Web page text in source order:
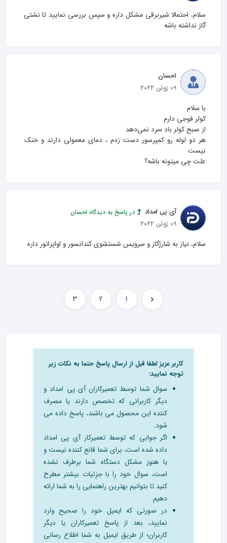
سلام، احتمالا شیربرقی مشکل داره و سپس بررسی نمایید تا نشتی
گاز نداشته باشه
احسان
09 ژوئن 2022
هر دو لوله رو کمپرسور دست زدم ، دمای معمولی دارند و خنک
علت چی میتونه باشه؟
آی پی امداد
در پاسخ به دیدگاه احسان
09 ژوئن 2022
سلام، نیاز به شارژگاز و سرویس شستشوی کندانسور و اواپراتور داره
1
2
3
کاربر عزیز لطفا قبل از ارسال پاسخ حتما به نکات زیر
توجه نمایید:
سوال شما توسط تعمیرکاران آی پی امداد و
دیگر کاربرانی که تخصص دارند یا مصرف
کننده این محصول می باشند، پاسخ داده می
شود.
اگر جوابی که توسط تعمیرکار آی پی امداد
داده شده است، برای شما قانع کننده نیست و
یا هنوز مشکل دستگاه شما برطرف نشده
است، سوال خود را با جزِئیات بیشتر مطرح
کنید تا بتوانیم بهترین راهنمایی را به شما ارائه
دهیم.
در صورتی که ایمیل خود را صحیح وارد
نمایید، بعد از پاسخ تعمیرکاران یا دیگر
کاربران؛ از طریق ایمیل به شما اطلاع رسانی